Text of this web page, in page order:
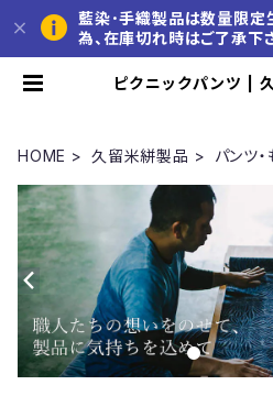
藍染･手織製品は数量限定
為、在庫切れ時はご了承下
ピクニックパンツ |
HOME 久留米絣製品 パンツ